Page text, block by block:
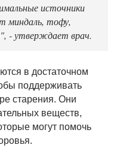
источники
миндаль, тофу,
- утверждает врач.
в достаточном
поддерживать
старения. Они
веществ,
могут помочь